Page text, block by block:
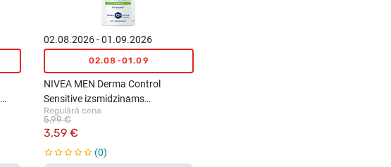
02.08.2026 - 01.09.2026
02.08-01.09
NIVEA MEN Derma Control
Sensitive izsmidzināms
antiperspirants vīriešiem, 150ml
Regulārā cena
3,59 €
5,99 €
0